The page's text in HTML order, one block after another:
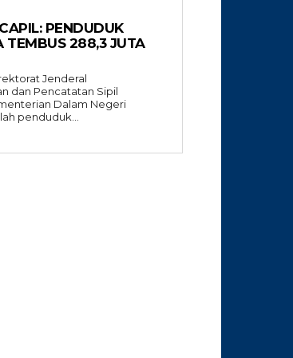
PENDUDUK
TEMBUS 288,3 JUTA
Jenderal
dan Pencatatan Sipil
Dalam Negeri
penduduk...